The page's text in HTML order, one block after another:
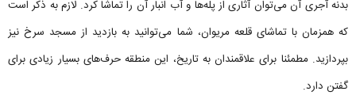
بدنه آجری آن می‌توان آثاری از پله‌ها و آب انبار آن را تماشا کرد. لازم به ذکر است
که همزمان با تماشای قلعه مریوان، شما می‌توانید به بازدید از مسجد سرخ نیز
بپردازید. مطمئنا برای علاقمندان به تاریخ، این منطقه حرف‌های بسیار زیادی برای
گفتن دارد.